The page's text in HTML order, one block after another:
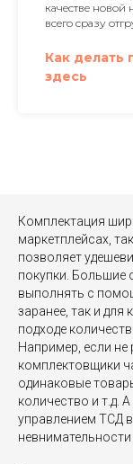
качестве
всего сразу
Как делать
здесь
Комплектация
маркетплейсах,
позволяет
покупки. Большие
выполнять с
заранее, так и для
подходе
Например, если не
комплектовщики
одинаковые
количество и т.д.
управлением ТСД